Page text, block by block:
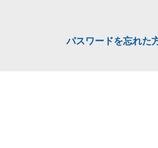
パスワードを忘れた